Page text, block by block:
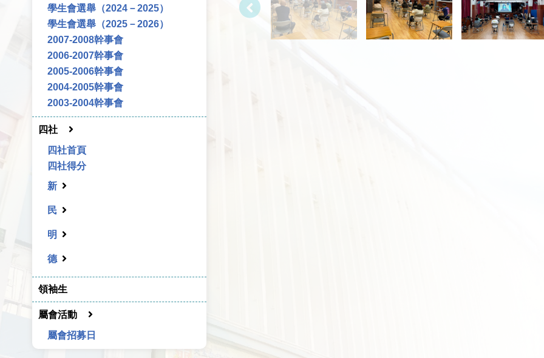
學生會選舉（2024－2025）
學生會選舉（2025－2026）
2007-2008幹事會
2006-2007幹事會
2005-2006幹事會
2004-2005幹事會
2003-2004幹事會
四社
四社首頁
四社得分
新
民
明
德
領袖生
屬會活動
屬會招募日